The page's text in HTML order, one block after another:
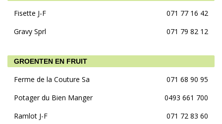
Fisette J-F
071 77 16 42
Gravy Sprl
071 79 82 12
GROENTEN EN FRUIT
Ferme de la Couture Sa
071 68 90 95
Potager du Bien Manger
0493 661 700
Ramlot J-F
071 72 83 60